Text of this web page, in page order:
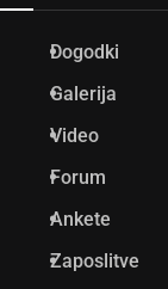
Dogodki
Galerija
Video
Forum
Ankete
Zaposlitve